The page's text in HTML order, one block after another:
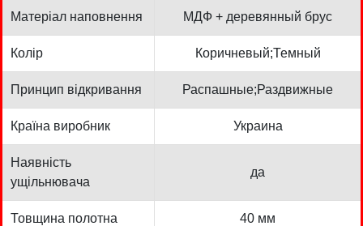
Матеріал наповнення МДФ + деревянный брус
Колір Коричневый;Темный
Принцип відкривання Распашные;Раздвижные
Країна виробник Украина
Наявність
ущільнювача
да
Товщина полотна 40 мм